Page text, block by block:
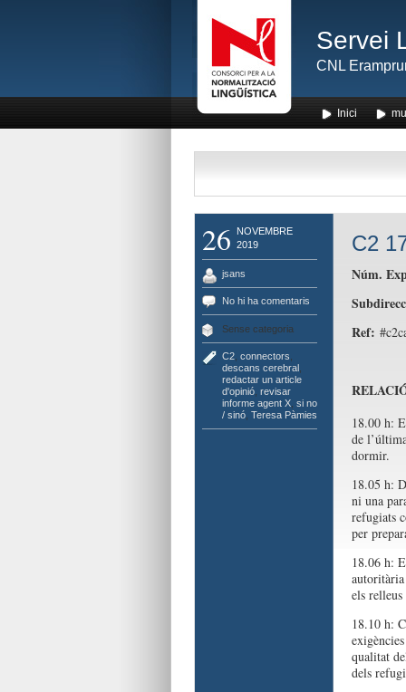
Servei
CNL
Inici
26
NOVEMBRE
2019
jsans
No hi ha comentaris
Sense categoria
C2, connectors
descans cerebral,
redactar un article
d'opinió, revisar
informe agent X, si no
/ sinó, Teresa Pàmies
C2
Núm.
Ref:
18.00 h:
de
dormir.
18.05 h:
ni una
refugiats
per
18.06 h:
els
18.10 h:
qualitat
dels